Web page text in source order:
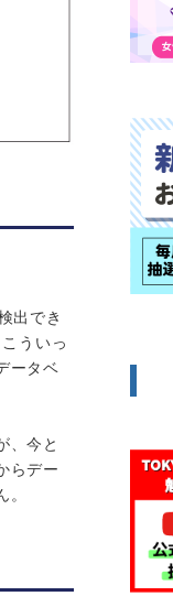
出でき
ういっ
ータベ
、今と
らデー